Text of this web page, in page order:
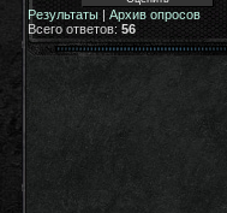
Результаты | Архив опросов
Всего ответов: 56